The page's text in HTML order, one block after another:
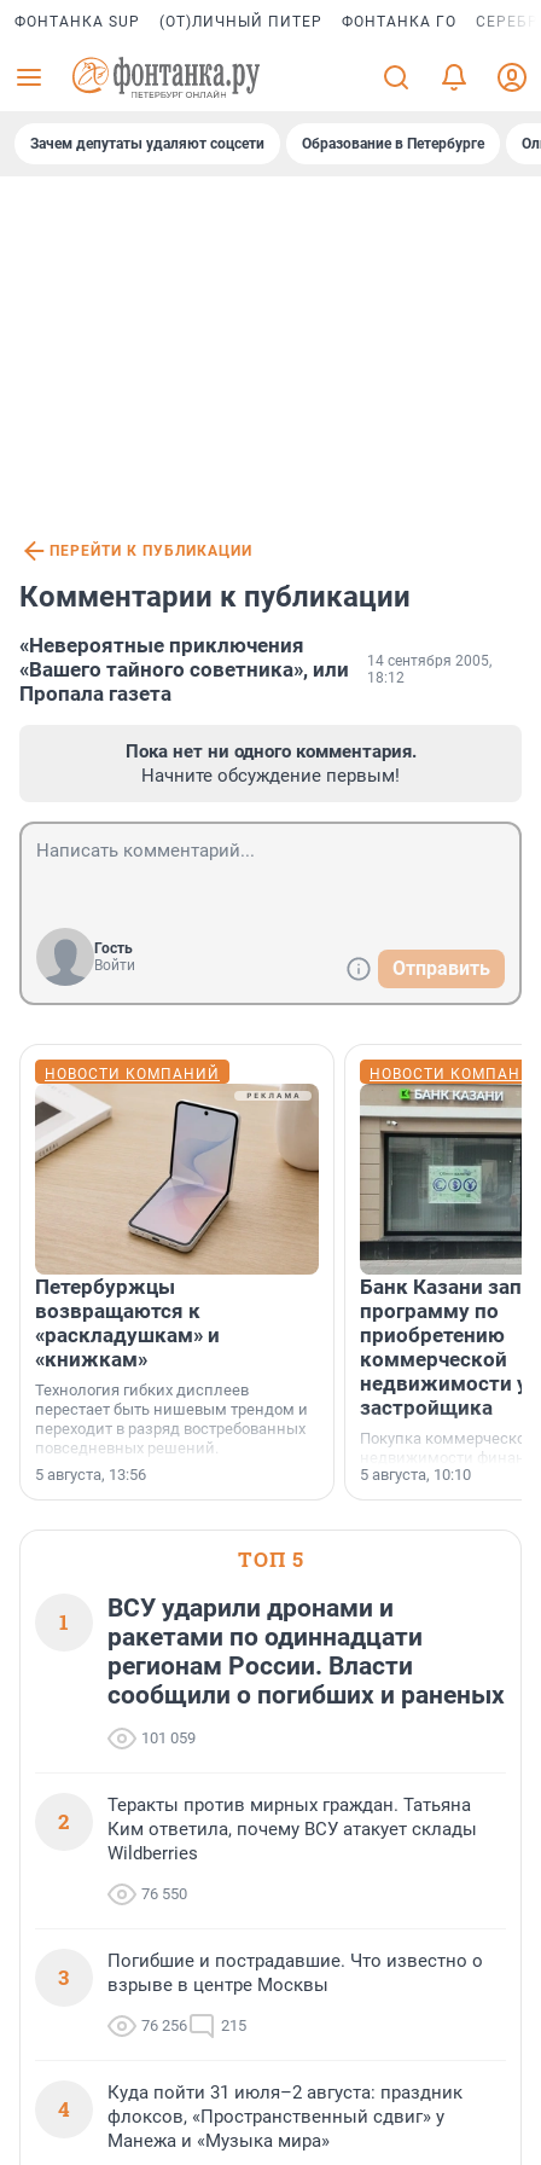
ФОНТАНКА SUP (ОТ)ЛИЧНЫЙ ПИТЕР ФОНТАНКА ГО
Зачем депутаты удаляют соцсети Образование в Петербурге
ПЕРЕЙТИ К ПУБЛИКАЦИИ
Комментарии к публикации
«Невероятные приключения
«Вашего тайного советника», или
Пропала газета
14 сентября 2005,
18:12
Пока нет ни одного комментария.
Начните обсуждение первым!
Гость
Войти
Отправить
НОВОСТИ КОМПАНИЙ
Петербуржцы
возвращаются к
«раскладушкам» и
«книжкам»
Технология гибких дисплеев
перестает быть нишевым трендом и
переходит в разряд востребованных
повседневных решений.
5 августа, 13:56
НОВОСТИ
Банк Казани
программу по
приобретению
коммерческой
недвижимости у
застройщика
Покупка коммерческой
недвижимости
инструмент,
предпринимателей.
или готовый арендный
5 августа, 10:10
ТОП 5
1
ВСУ ударили дронами и
ракетами по одиннадцати
регионам России. Власти
сообщили о погибших и раненых
101 059
2
Теракты против мирных граждан. Татьяна
Ким ответила, почему ВСУ атакует склады
Wildberries
76 550
3
Погибшие и пострадавшие. Что известно о
взрыве в центре Москвы
76 256 215
4
Куда пойти 31 июля–2 августа: праздник
флоксов, «Пространственный сдвиг» у
Манежа и «Музыка мира»